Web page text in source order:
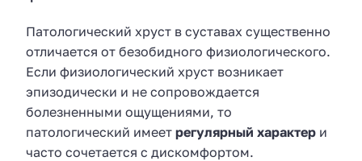
Патологический хруст в суставах существенно
отличается от безобидного физиологического.
Если физиологический хруст возникает
эпизодически и не сопровождается
болезненными ощущениями, то
патологический имеет регулярный характер и
часто сочетается с дискомфортом.